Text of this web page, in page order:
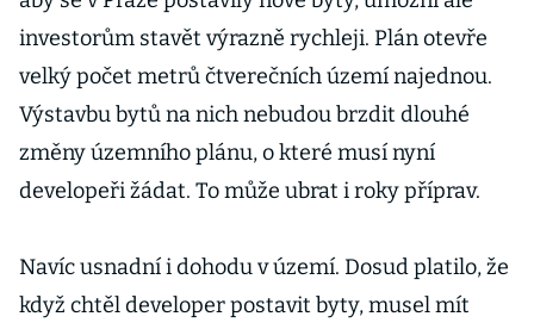
investorům stavět výrazně rychleji. Plán otevře
velký počet metrů čtverečních území najednou.
Výstavbu bytů na nich nebudou brzdit dlouhé
změny územního plánu, o které musí nyní
developeři žádat. To může ubrat i roky příprav.
Navíc usnadní i dohodu v území. Dosud platilo, že
když chtěl developer postavit byty, musel mít